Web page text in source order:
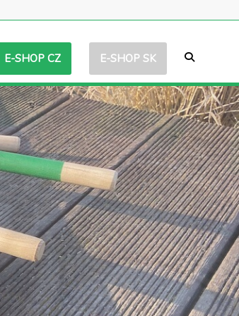
E-SHOP CZ E-SHOP SK